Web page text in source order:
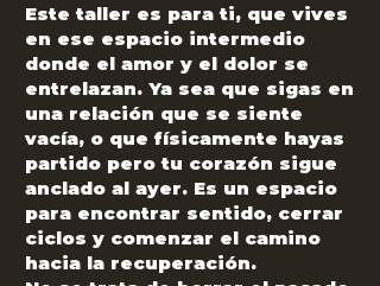
Este taller es para ti, que vives
en ese espacio intermedio
donde el amor y el dolor se
entrelazan. Ya sea que sigas en
una relación que se siente
vacía, o que físicamente hayas
partido pero tu corazón sigue
anclado al ayer. Es un espacio
para encontrar sentido, cerrar
ciclos y comenzar el camino
hacia la recuperación.